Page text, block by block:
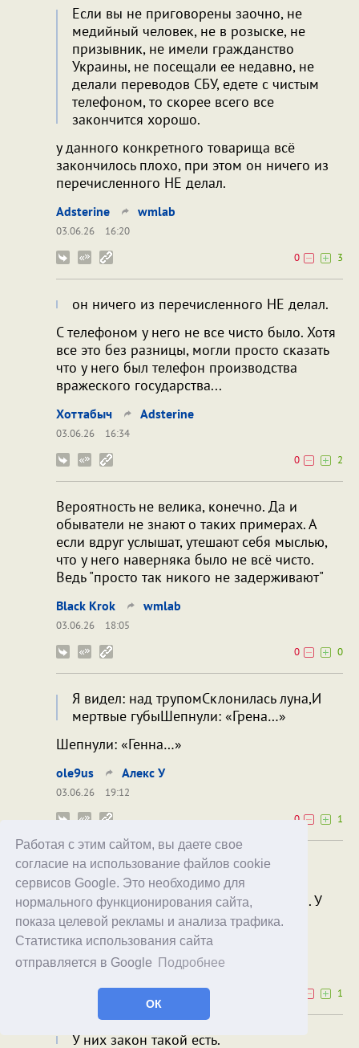
Работая с этим сайтом, вы даете свое
согласие на использование файлов cookie
сервисов Google. Это необходимо для
нормального функционирования сайта,
показа целевой рекламы и анализа трафика.
Статистика использования сайта
отправляется в Google
Подробнее
ОК
Если вы не приговорены заочно, не
медийный человек, не в розыске, не
призывник, не имели гражданство
Украины, не посещали ее недавно, не
делали переводов СБУ, едете с чистым
телефоном, то скорее всего все
закончится хорошо.
у данного конкретного товарища всё
закончилось плохо, при этом он ничего из
перечисленного НЕ делал.
Adsterine wmlab
03.06.26
16:20
0
3
он ничего из перечисленного НЕ делал.
С телефоном у него не все чисто было. Хотя
все это без разницы, могли просто сказать
что у него был телефон производства
вражеского государства...
Хоттабыч Adsterine
03.06.26
16:34
0
2
Вероятность не велика, конечно. Да и
обыватели не знают о таких примерах. А
если вдруг услышат, утешают себя мыслью,
что у него наверняка было не всё чисто.
Ведь "просто так никого не задерживают"
Black Krok wmlab
03.06.26
18:05
0
0
Я видел: над трупомСклонилась луна,И
мертвые губыШепнули: «Грена…»
Шепнули: «Генна…»
ole9us Алекс У
03.06.26
19:12
0
1
Любого родившегося на территории
современной России можно объявить
гражданином России на её территории. У
них закон такой есть.
Mathemilda No Kangaroos
03.06.26
22:58
1
У них закон такой есть.